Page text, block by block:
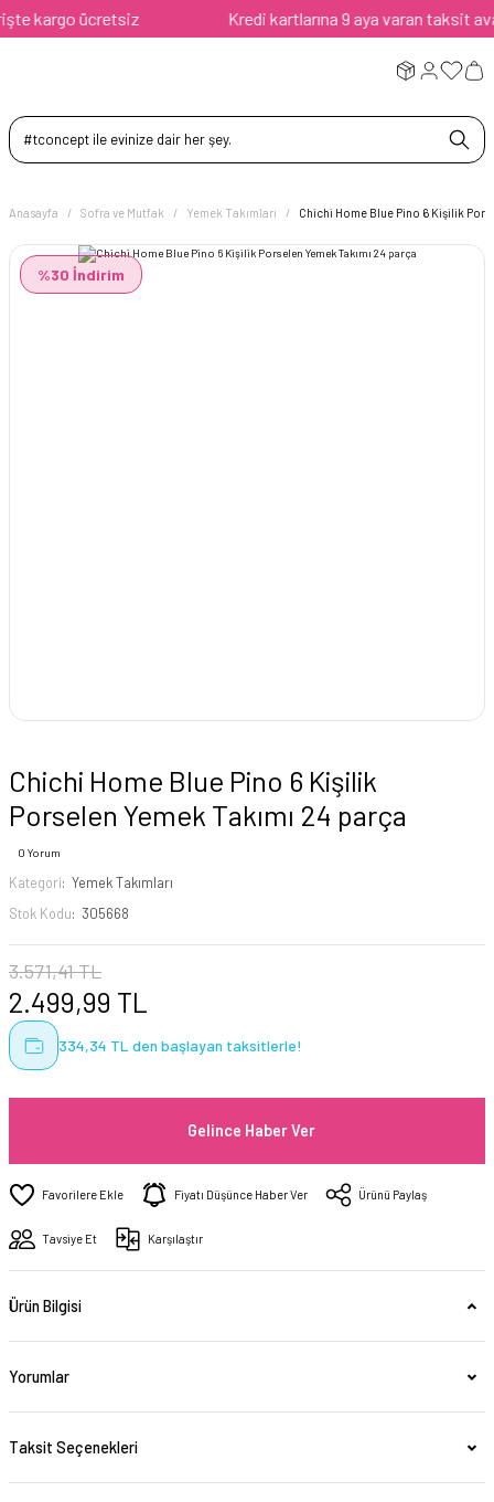
kargo ücretsiz Kredi kartlarına 9 aya varan taksit
Anasayfa Sofra ve Mutfak Yemek Takımları Chichi Home Blue Pino 6 Kişilik
%30 İndirim
Chichi Home Blue Pino 6 Kişilik
Porselen Yemek Takımı 24 parça
0 Yorum
Kategori
Yemek Takımları
Stok Kodu
305668
3.571,41 TL
2.499,99 TL
334,34 TL den başlayan taksitlerle!
Gelince Haber Ver
Fiyatı Düşünce Haber Ver Ürünü Paylaş
Tavsiye Et Karşılaştır
Ürün Bilgisi
Yorumlar
Taksit Seçenekleri